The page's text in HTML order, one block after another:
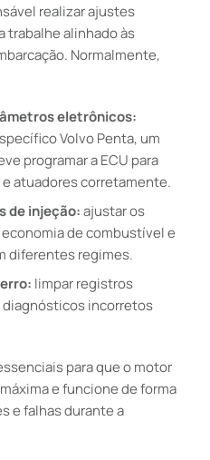
realizar ajustes
trabalhe alinhado às
Normalmente,
eletrônicos:
Volvo Penta, um
programar a ECU para
atuadores corretamente.
de injeção:ajustar os
economia de combustível e
diferentes regimes.
limpar registros
incorretos
para que o motor
e funcione de forma
e falhas durante a